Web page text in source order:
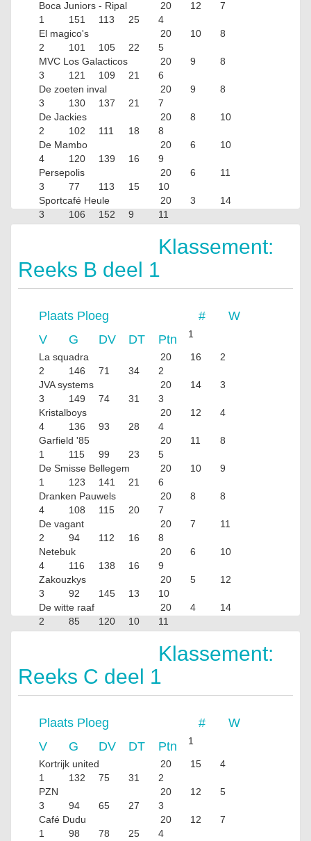
Boca Juniors - Ripal 20 12
7
1
151 113 25
4
El magico's
20 10
8
2
101 105 22
5
MVC Los Galacticos
20 9
8
3
121 109 21
6
De zoeten inval
20 9
8
3
130 137 21
7
De Jackies
20 8
10
2
102 111 18
8
De Mambo
20 6
10
4
120 139 16
9
Persepolis
20 6
11
3
77 113 15
10
Sportcafé Heule
20 3
14
3
106 152 9
11
Klassement:
Reeks B deel 1
Plaats Ploeg #
W
V
G DV DT Ptn 1
La squadra 20 16
2
2
146 71 34
2
JVA systems
20 14
3
3
149 74 31
3
Kristalboys
20 12
4
4
136 93 28
4
Garfield '85
20 11
8
1
115 99 23
5
De Smisse Bellegem
20 10
9
1
123 141 21
6
Dranken Pauwels
20 8
8
4
108 115 20
7
De vagant
20 7
11
2
94 112 16
8
Netebuk
20 6
10
4
116 138 16
9
Zakouzkys
20 5
12
3
92 145 13
10
De witte raaf
20 4
14
2
85 120 10
11
Klassement:
Reeks C deel 1
Plaats Ploeg #
W
V
G DV DT Ptn 1
Kortrijk united 20 15
4
1
132 75 31
2
PZN
20 12
5
3
94 65 27
3
Café Dudu
20 12
7
1
98 78 25
4